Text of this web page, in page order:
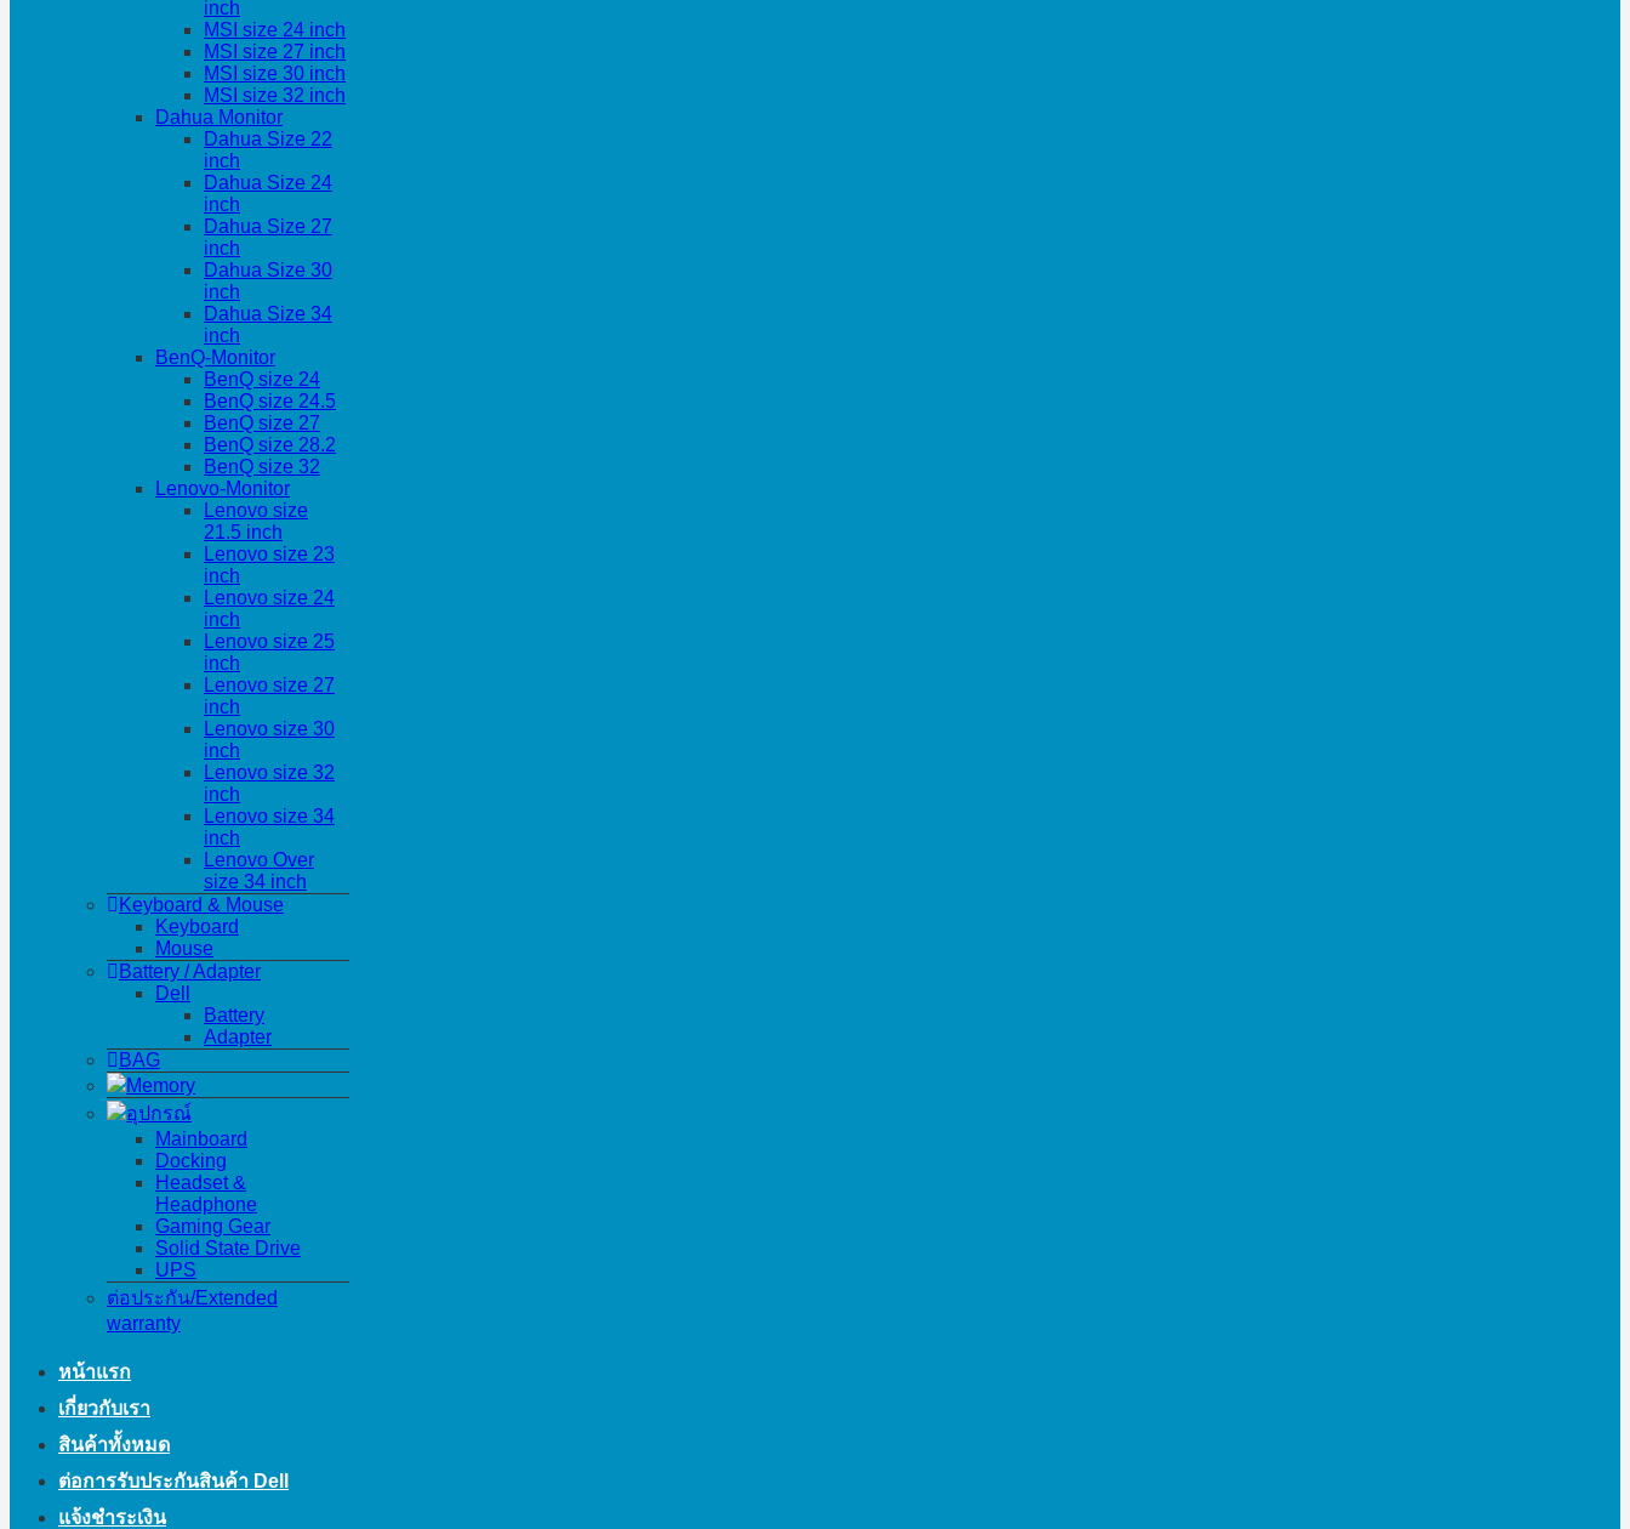
inch
MSI size 24 inch
MSI size 27 inch
MSI size 30 inch
MSI size 32 inch
Dahua Monitor
Dahua Size 22
inch
Dahua Size 24
inch
Dahua Size 27
inch
Dahua Size 30
inch
Dahua Size 34
inch
BenQ-Monitor
BenQ size 24
BenQ size 24.5
BenQ size 27
BenQ size 28.2
BenQ size 32
Lenovo-Monitor
Lenovo size
21.5 inch
Lenovo size 23
inch
Lenovo size 24
inch
Lenovo size 25
inch
Lenovo size 27
inch
Lenovo size 30
inch
Lenovo size 32
inch
Lenovo size 34
inch
Lenovo Over
size 34 inch
Keyboard & Mouse
Keyboard
Mouse
Battery / Adapter
Dell
Battery
Adapter
BAG
Memory
อุปกรณ์
Mainboard
Docking
Headset &
Headphone
Gaming Gear
Solid State Drive
UPS
ต่อประกัน/Extended
warranty
หน้าแรก
เกี่ยวกับเรา
สินค้าทั้งหมด
ต่อการรับประกันสินค้า Dell
แจ้งชำระเงิน